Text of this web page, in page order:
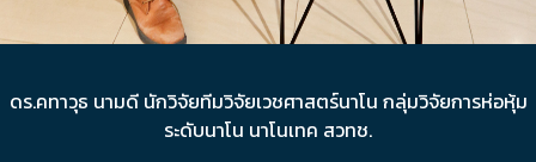
ดร.คทาวุธ นามดี นักวิจัยทีมวิจัยเวชศาสตร์นาโน กลุ่มวิจัยการห่อหุ้ม
ระดับนาโน นาโนเทค สวทช.